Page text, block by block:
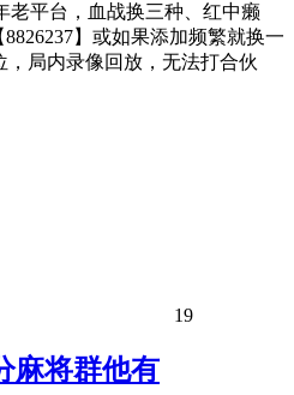
老平台，血战换三种、红中癞
】或如果添加频繁就换一
，局内录像回放，无法打合伙
19
麻将群他有